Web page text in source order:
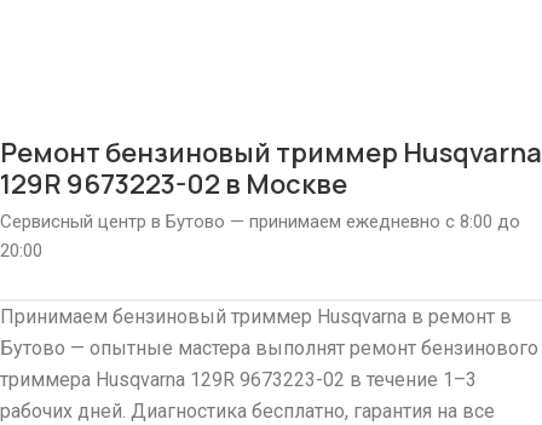
Ремонт бензиновый триммер Husqvarna
129R 9673223-02 в Москве
Сервисный центр в Бутово — принимаем ежедневно с 8:00 до
20:00
Принимаем бензиновый триммер Husqvarna в ремонт в
Бутово — опытные мастера выполнят ремонт бензинового
триммера Husqvarna 129R 9673223-02 в течение 1–3
рабочих дней. Диагностика бесплатно, гарантия на все